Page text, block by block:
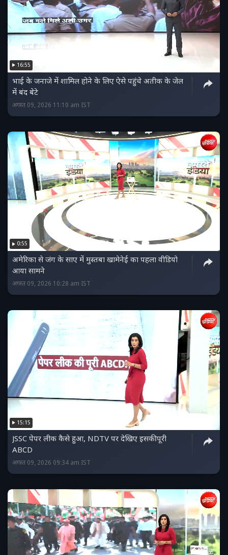
16:55
भाई के जनाजे में शामिल होने के लिए ऐसे पहुंचे अतीक के जेल
में बंद बेटे
अगस्त 09, 2026 11:10 am IST
0:55
अमेरिका से जंग के साए में मुस्तबा खामेनेई का पहला वीडियो
आया सामने
अगस्त 09, 2026 10:28 am IST
15:15
JSSC पेपर लीक कैसे हुआ, NDTV पर देखिए इसकी पूरी
ABCD
अगस्त 09, 2026 09:34 am IST